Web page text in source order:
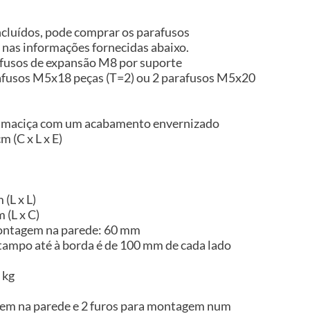
pode comprar os parafusos
informações fornecidas abaixo.
de expansão M8 por suporte
M5x18 peças (T=2) ou 2 parafusos M5x20
com um acabamento envernizado
(C x L x E)
x L)
(L x C)
na parede: 60 mm
até à borda é de 100 mm de cada lado
na parede e 2 furos para montagem num